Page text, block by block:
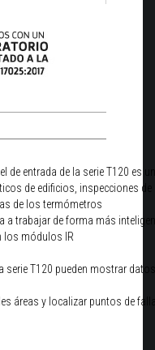
de entrada de la serie T120
de edificios, inspecciones
de los termómetros
trabajar de forma más
IR
serie T120 pueden mostrar
áreas y localizar puntos de